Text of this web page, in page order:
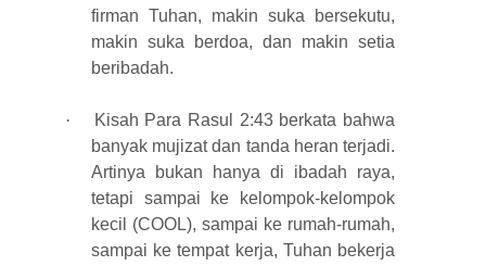
firman Tuhan, makin suka bersekutu,
makin suka berdoa, dan makin setia
beribadah.
·
Kisah Para Rasul 2:43 berkata bahwa
banyak mujizat dan tanda heran terjadi.
Artinya bukan hanya di ibadah raya,
tetapi sampai ke kelompok-kelompok
kecil (COOL), sampai ke rumah-rumah,
sampai ke tempat kerja, Tuhan bekerja